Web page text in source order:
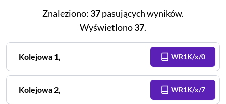
Znaleziono: 37pasujących wyników.
Wyświetlono37.
Kolejowa 1, WR1K/x/0
Kolejowa 2, WR1K/x/7